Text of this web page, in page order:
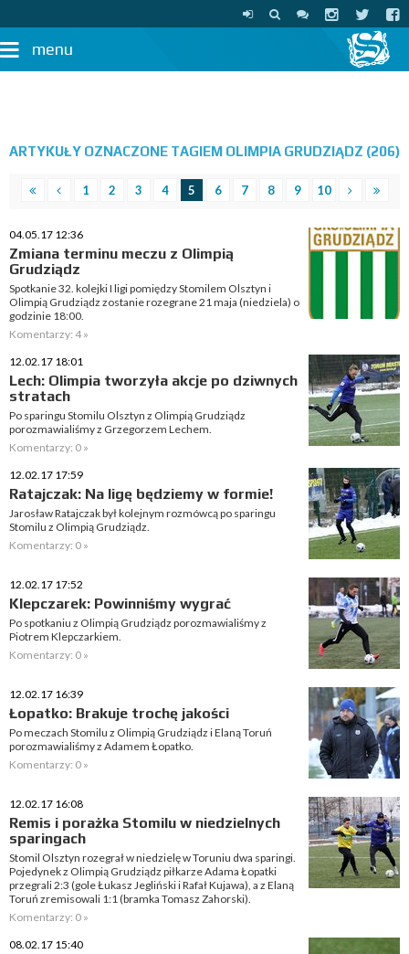
menu
ARTYKUŁY OZNACZONE TAGIEM OLIMPIA GRUDZIĄDZ (206)
1 2 3 4 5 6 7 8 9 10
04.05.17 12:36
Zmiana terminu meczu z Olimpią
Grudziądz
Spotkanie 32. kolejki I ligi pomiędzy Stomilem Olsztyn i
Olimpią Grudziądz zostanie rozegrane 21 maja (niedziela) o
godzinie 18:00.
Komentarzy: 4 »
12.02.17 18:01
Lech: Olimpia tworzyła akcje po dziwnych
stratach
Po sparingu Stomilu Olsztyn z Olimpią Grudziądz
porozmawialiśmy z Grzegorzem Lechem.
Komentarzy: 0 »
12.02.17 17:59
Ratajczak: Na ligę będziemy w formie!
Jarosław Ratajczak był kolejnym rozmówcą po sparingu
Stomilu z Olimpią Grudziądz.
Komentarzy: 0 »
12.02.17 17:52
Klepczarek: Powinniśmy wygrać
Po spotkaniu z Olimpią Grudziądz porozmawialiśmy z
Piotrem Klepczarkiem.
Komentarzy: 0 »
12.02.17 16:39
Łopatko: Brakuje trochę jakości
Po meczach Stomilu z Olimpią Grudziądz i Elaną Toruń
porozmawialiśmy z Adamem Łopatko.
Komentarzy: 0 »
12.02.17 16:08
Remis i porażka Stomilu w niedzielnych
sparingach
Stomil Olsztyn rozegrał w niedzielę w Toruniu dwa sparingi.
Pojedynek z Olimpią Grudziądz piłkarze Adama Łopatki
przegrali 2:3 (gole Łukasz Jegliński i Rafał Kujawa), a z Elaną
Toruń zremisowali 1:1 (bramka Tomasz Zahorski).
Komentarzy: 0 »
08.02.17 15:40